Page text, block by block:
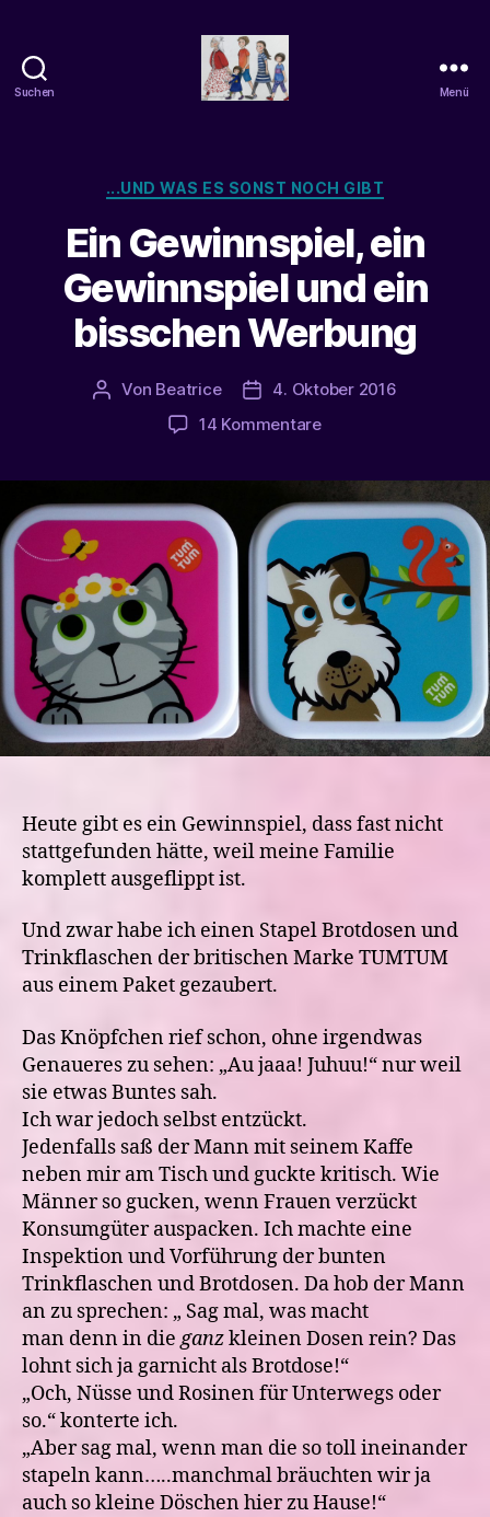
Suchen Menü
Kategorien
...UND WAS ES SONST NOCH GIBT
Ein Gewinnspiel, ein
Gewinnspiel und ein
bisschen Werbung
Beitragsautor
Von Beatrice Veröffentlichungsdatum
4. Oktober 2016
14 Kommentarezu
Gewinnspiel
ein
bisschen
Werbung
Heute gibt es ein Gewinnspiel, dass fast nicht
stattgefunden hätte, weil meine Familie
komplett ausgeflippt ist.
Und zwar habe ich einen Stapel Brotdosen und
Trinkflaschen der britischen Marke TUMTUM
aus einem Paket gezaubert.
Das Knöpfchen rief schon, ohne irgendwas
Genaueres zu sehen: „Au jaaa! Juhuu!“ nur weil
sie etwas Buntes sah.
Ich war jedoch selbst entzückt.
Jedenfalls saß der Mann mit seinem Kaffe
neben mir am Tisch und guckte kritisch. Wie
Männer so gucken, wenn Frauen verzückt
Konsumgüter auspacken. Ich machte eine
Inspektion und Vorführung der bunten
Trinkflaschen und Brotdosen. Da hob der Mann
an zu sprechen: „ Sag mal, was macht
man denn in die ganzkleinen Dosen rein? Das
lohnt sich ja garnicht als Brotdose!“
„Och, Nüsse und Rosinen für Unterwegs oder
so.“ konterte ich.
„Aber sag mal, wenn man die so toll ineinander
stapeln kann…..manchmal bräuchten wir ja
auch so kleine Döschen hier zu Hause!“